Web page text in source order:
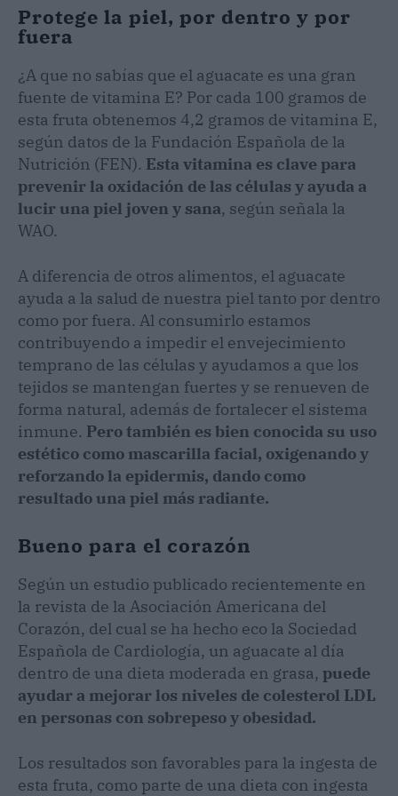
Protege la piel, por dentro y por
fuera
¿A que no sabías que el aguacate es una gran
fuente de vitamina E? Por cada 100 gramos de
esta fruta obtenemos 4,2 gramos de vitamina E,
según datos de la Fundación Española de la
Nutrición (FEN). Esta vitamina es clave para
prevenir la oxidación de las células y ayuda a
lucir una piel joven y sana, según señala la
WAO.
A diferencia de otros alimentos, el aguacate
ayuda a la salud de nuestra piel tanto por dentro
como por fuera. Al consumirlo estamos
contribuyendo a impedir el envejecimiento
temprano de las células y ayudamos a que los
tejidos se mantengan fuertes y se renueven de
forma natural, además de fortalecer el sistema
inmune. Pero también es bien conocida su uso
estético como mascarilla facial, oxigenando y
reforzando la epidermis, dando como
resultado una piel más radiante.
Bueno para el corazón
Según un estudio publicado recientemente en
la revista de la Asociación Americana del
Corazón, del cual se ha hecho eco la Sociedad
Española de Cardiología, un aguacate al día
dentro de una dieta moderada en grasa, puede
ayudar a mejorar los niveles de colesterol LDL
en personas con sobrepeso y obesidad.
Los resultados son favorables para la ingesta de
esta fruta, como parte de una dieta con ingesta